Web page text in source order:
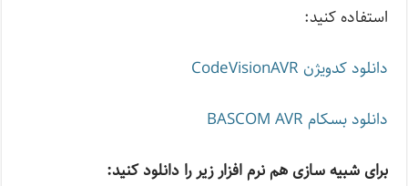
استفاده کنید:
دانلود کدویژن CodeVisionAVR
دانلود بسکام BASCOM AVR
برای شبیه سازی هم نرم افزار زیر را دانلود کنید: